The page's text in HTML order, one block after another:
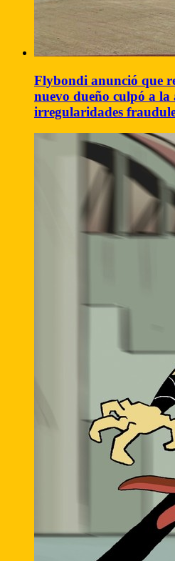
Flybondi anunció que
nuevo dueño culpó a
irregularidades